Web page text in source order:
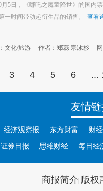
月5日，《哪吒之魔童降世》的国内
一时间带动起衍生品的销售。
查看
文化/旅游 作者：郑蕊 宗泳杉
3 4 5 6 ...
友情
经济观察报 东方财富 财
证券日报 思维财经 每日经
商报简介| 版权